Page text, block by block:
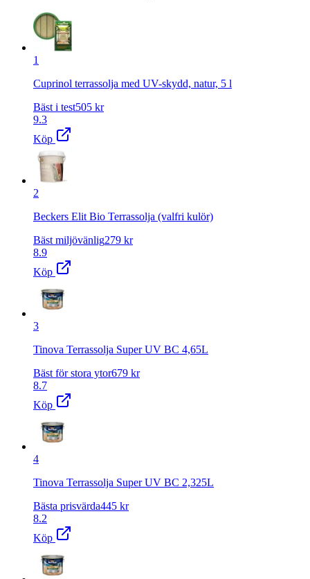
1
Cuprinol terrassolja med UV-skydd, natur, 5 l
Bäst i test505 kr
9.3
Köp
2
Beckers Elit Bio Terrassolja (valfri kulör)
Bäst miljövänlig279 kr
8.9
Köp
3
Tinova Terrassolja Super UV BC 4,65L
Bäst för stora ytor679 kr
8.7
Köp
4
Tinova Terrassolja Super UV BC 2,325L
Bästa prisvärda445 kr
8.2
Köp